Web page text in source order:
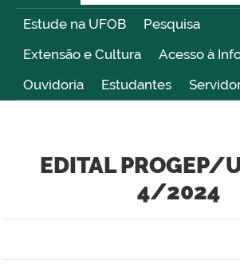
Estude na UFOB
Pesquisa
Extensão e Cultura
Acesso à
Ouvidoria
Estudantes
EDITAL PROGEP/
4/2024